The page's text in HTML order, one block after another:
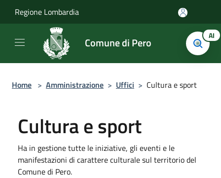
Regione Lombardia
Comune di Pero AI
Home > Amministrazione > Uffici > Cultura e sport
Cultura e sport
Ha in gestione tutte le iniziative, gli eventi e le
manifestazioni di carattere culturale sul territorio del
Comune di Pero.